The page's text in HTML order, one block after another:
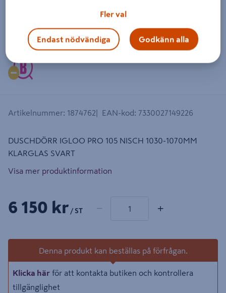
Dra på bilden för att zooma in
Artikelnummer: 1874762 EAN-kod: 7330027149226
DUSCHDÖRR IGLOO PRO 105 NISCH 1030-1070MM
KLARGLAS SVART
Visa mer produktinformation
6 150 kr / ST − +
Denna produkt kan beställas på förfrågan.
Klicka här för att kontakta butiken och kontrollera
tillgänglighet
Fler val
Endast nödvändiga Godkänn alla